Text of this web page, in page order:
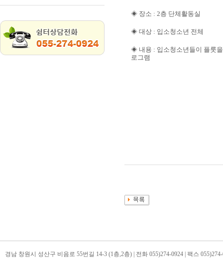
◈ 장소 : 2층 단체활동실
◈ 대상 : 입소청소년 전체
◈ 내용 : 입소청소년들이 플룻
로그램
경남 창원시 성산구 비음로 55번길 14-3 (1층,2층) | 전화 055)274-0924 | 팩스